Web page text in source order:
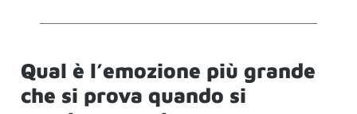
Qual è l’emozione più grande
che si prova quando si